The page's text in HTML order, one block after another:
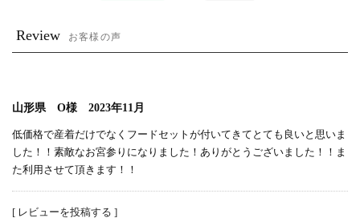
Review お客様の声
山形県 O様 2023年11月
低価格で産着だけでなくフードセットが付いてきてとても良いと思いま
した！！素敵なお宮参りになりました！ありがとうございました！！ま
た利用させて頂きます！！
[ レビューを投稿する ]